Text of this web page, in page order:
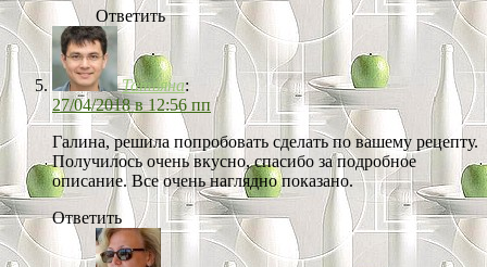
Ответить
Татьяна:
27/04/2018 в 12:56 пп
Галина, решила попробовать сделать по вашему рецепту.
Получилось очень вкусно, спасибо за подробное
описание. Все очень наглядно показано.
Ответить